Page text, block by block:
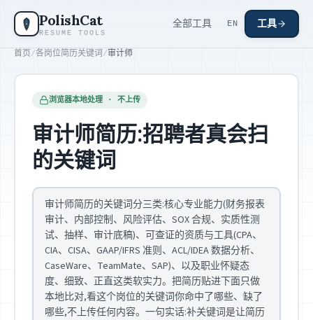
跳到主要内容
PolishCat
RESUME TOOLS
全部工具 EN 工具
首页/各岗位简历关键词 /审计师
浏览器本地处理 · 不上传
审计师简历:招聘者真会扫
的关键词
审计师简历的关键词分三类:核心专业能力(财务报表
审计、内部控制、风险评估、SOX 合规、实质性测
试、抽样、审计底稿)、可查证的资质与工具(CPA、
CIA、CISA、GAAP/IFRS 准则、ACL/IDEA 数据分析、
CaseWare、TeamMate、SAP)、以及职业怀疑态
度、细致、正直这类软实力。把简历贴进下面只做
本地比对,看这个岗位的关键词你命中了哪些、缺了
哪些,不上传任何内容。一句实话:补关键词是让简历